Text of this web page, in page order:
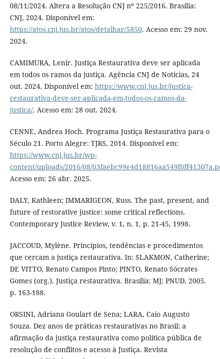
08/11/2024. Altera a Resolução CNJ nº 225/2016. Brasília:
CNJ, 2024. Disponível em:
https://atos.cnj.jus.br/atos/detalhar/5850. Acesso em: 29 nov.
2024.
CAMIMURA, Lenir. Justiça Restaurativa deve ser aplicada
em todos os ramos da justiça. Agência CNJ de Notícias, 24
out. 2024. Disponível em: https://www.cnj.jus.br/justica-
restaurativa-deve-ser-aplicada-em-todos-os-ramos-da-
justica/. Acesso em: 28 out. 2024.
CENNE, Andrea Hoch. Programa Justiça Restaurativa para o
Século 21. Porto Alegre: TJRS, 2014. Disponível em:
https://www.cnj.jus.br/wp-
content/uploads/2016/08/
Acesso em: 26 abr. 2025.
DALY, Kathleen; IMMARIGEON, Russ. The past, present, and
future of restorative justice: some critical reflections.
Contemporary Justice Review, v. 1, n. 1, p. 21-45, 1998.
JACCOUD, Mylène. Princípios, tendências e procedimentos
que cercam a justiça restaurativa. In: SLAKMON, Catherine;
DE VITTO, Renato Campos Pinto; PINTO, Renato Sócrates
Gomes (org.). Justiça restaurativa. Brasília: MJ; PNUD, 2005.
p. 163-188.
ORSINI, Adriana Goulart de Sena; LARA, Caio Augusto
Souza. Dez anos de práticas restaurativas no Brasil: a
afirmação da justiça restaurativa como política pública de
resolução de conflitos e acesso à Justiça. Revista